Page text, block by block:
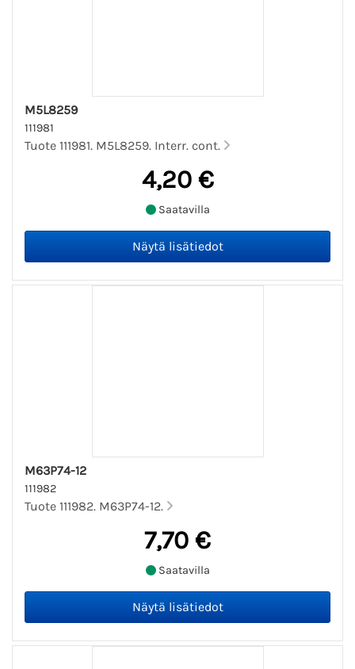
M5L8259
111981
Tuote 111981. M5L8259. Interr. cont.
4,20 €
Saatavilla
M63P74-12
111982
Tuote 111982. M63P74-12.
7,70 €
Saatavilla